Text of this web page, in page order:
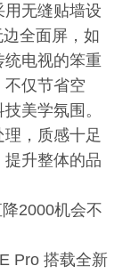
无缝贴墙设
全面屏，如
统电视的笨重
不仅节省空
美学氛围。
，质感十足
提升整体的品
2000机会不
Pro 搭载全新